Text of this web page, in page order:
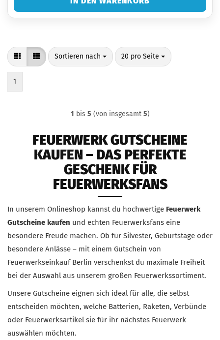
Sortieren nach
Sortieren nach 20 pro Seite
pro Seite
1
1 bis 5 (von insgesamt 5)
FEUERWERK GUTSCHEINE
KAUFEN – DAS PERFEKTE
GESCHENK FÜR
FEUERWERKSFANS
In unserem Onlineshop kannst du hochwertige Feuerwerk
Gutscheine kaufen und echten Feuerwerksfans eine
besondere Freude machen. Ob für Silvester, Geburtstage oder
besondere Anlässe – mit einem Gutschein von
Feuerwerkseinkauf Berlin verschenkst du maximale Freiheit
bei der Auswahl aus unserem großen Feuerwerkssortiment.
Unsere Gutscheine eignen sich ideal für alle, die selbst
entscheiden möchten, welche Batterien, Raketen, Verbünde
oder Feuerwerksartikel sie für ihr nächstes Feuerwerk
auswählen möchten.